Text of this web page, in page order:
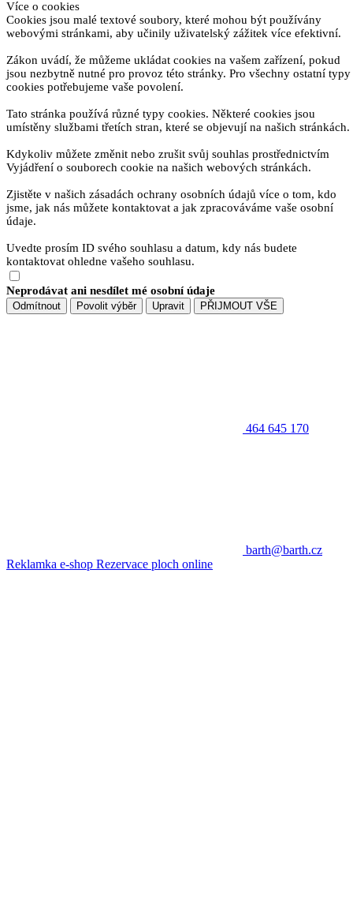
Více o cookies
Cookies jsou malé textové soubory, které mohou být používány
webovými stránkami, aby učinily uživatelský zážitek více efektivní.
Zákon uvádí, že můžeme ukládat cookies na vašem zařízení, pokud
jsou nezbytně nutné pro provoz této stránky. Pro všechny ostatní typy
cookies potřebujeme vaše povolení.
Tato stránka používá různé typy cookies. Některé cookies jsou
umístěny službami třetích stran, které se objevují na našich stránkách.
Kdykoliv můžete změnit nebo zrušit svůj souhlas prostřednictvím
Vyjádření o souborech cookie na našich webových stránkách.
Zjistěte v našich zásadách ochrany osobních údajů více o tom, kdo
jsme, jak nás můžete kontaktovat a jak zpracováváme vaše osobní
údaje.
Uvedte prosím ID svého souhlasu a datum, kdy nás budete
kontaktovat ohledne vašeho souhlasu.
Neprodávat ani nesdílet mé osobní údaje
Odmítnout Povolit výběr Upravit PŘIJMOUT VŠE
464 645 170
barth@barth.cz
Reklamka e-shop Rezervace ploch online